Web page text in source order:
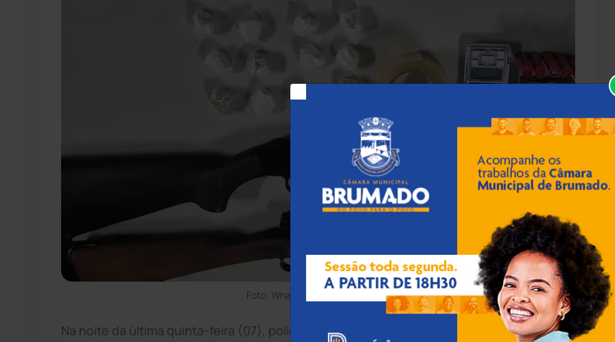
Foto: WhatsApp/Achei Sudoeste
Na noite da última quinta-feira (07), policiais da Rondesp Meio Oeste realizaram a